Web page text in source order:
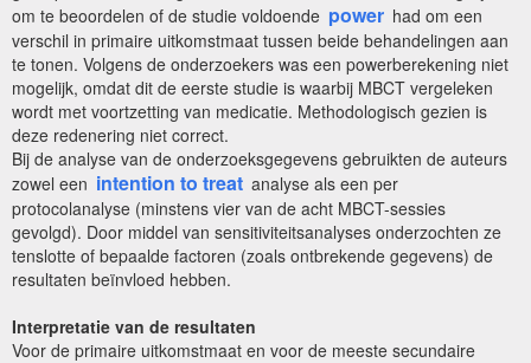
om te beoordelen of de studie voldoende power had om een
verschil in primaire uitkomstmaat tussen beide behandelingen aan
te tonen. Volgens de onderzoekers was een powerberekening niet
mogelijk, omdat dit de eerste studie is waarbij MBCT vergeleken
wordt met voortzetting van medicatie. Methodologisch gezien is
deze redenering niet correct.
Bij de analyse van de onderzoeksgegevens gebruikten de auteurs
zowel een intention to treat analyse als een per
protocolanalyse (minstens vier van de acht MBCT-sessies
gevolgd). Door middel van sensitiviteitsanalyses onderzochten ze
tenslotte of bepaalde factoren (zoals ontbrekende gegevens) de
resultaten beïnvloed hebben.
Interpretatie van de resultaten
Voor de primaire uitkomstmaat en voor de meeste secundaire